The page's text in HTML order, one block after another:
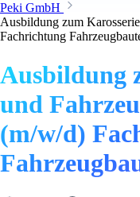
Peki GmbH
Ausbildung zum
Fachrichtung
Ausbildung
und
(m/w/d)